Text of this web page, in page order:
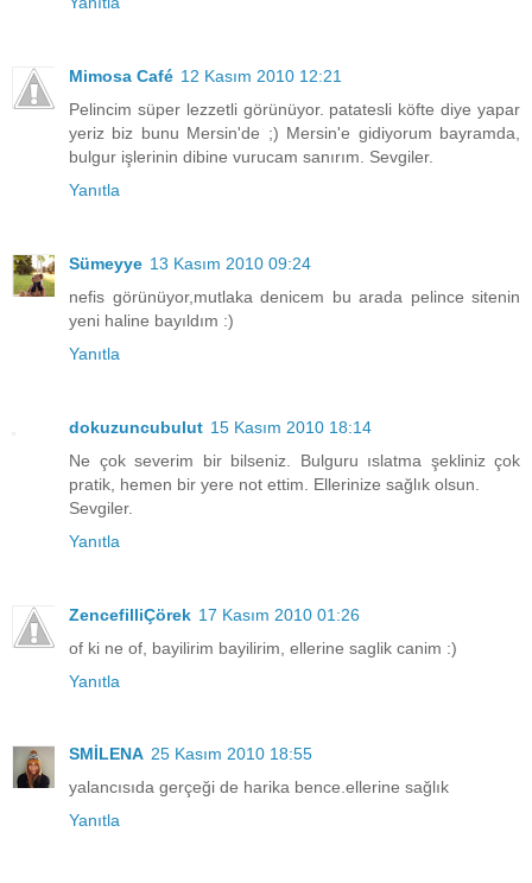
Mimosa Café 12 Kasım 2010 12:21
Pelincim süper lezzetli görünüyor. patatesli köfte diye yapar
yeriz biz bunu Mersin'de ;) Mersin'e gidiyorum bayramda,
bulgur işlerinin dibine vurucam sanırım. Sevgiler.
Yanıtla
Sümeyye 13 Kasım 2010 09:24
nefis görünüyor,mutlaka denicem bu arada pelince sitenin
yeni haline bayıldım :)
Yanıtla
dokuzuncubulut 15 Kasım 2010 18:14
Ne çok severim bir bilseniz. Bulguru ıslatma şekliniz çok
pratik, hemen bir yere not ettim. Ellerinize sağlık olsun.
Sevgiler.
Yanıtla
ZencefilliÇörek 17 Kasım 2010 01:26
of ki ne of, bayilirim bayilirim, ellerine saglik canim :)
Yanıtla
SMİLENA 25 Kasım 2010 18:55
yalancısıda gerçeği de harika bence.ellerine sağlık
Yanıtla